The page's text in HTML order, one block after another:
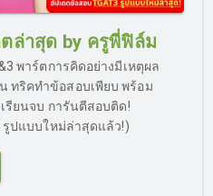
ตล่าสุด by ครูพี่ฟิล์ม
พาร์ตการคิดอย่างมีเหตุผล
ทริคทำข้อสอบเพียบ พร้อม
รียนจบ การันตีสอบติด!
รูปแบบใหม่ล่าสุดแล้ว!)